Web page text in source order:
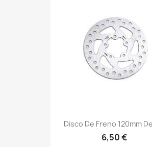
Disco De Freno 120mm
6,50 €